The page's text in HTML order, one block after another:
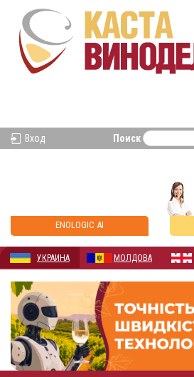
Вход Поиск
ENOLOGIC AI
УКРАИНА МОЛДОВА